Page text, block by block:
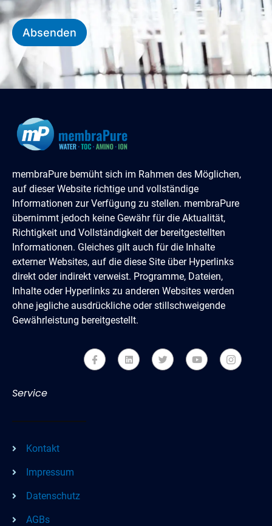
Absenden
membraPure bemüht sich im Rahmen des Möglichen,
auf dieser Website richtige und vollständige
Informationen zur Verfügung zu stellen. membraPure
übernimmt jedoch keine Gewähr für die Aktualität,
Richtigkeit und Vollständigkeit der bereitgestellten
Informationen. Gleiches gilt auch für die Inhalte
externer Websites, auf die diese Site über Hyperlinks
direkt oder indirekt verweist. Programme, Dateien,
Inhalte oder Hyperlinks zu anderen Websites werden
ohne jegliche ausdrückliche oder stillschweigende
Gewährleistung bereitgestellt.
Service
Kontakt
Impressum
Datenschutz
AGBs